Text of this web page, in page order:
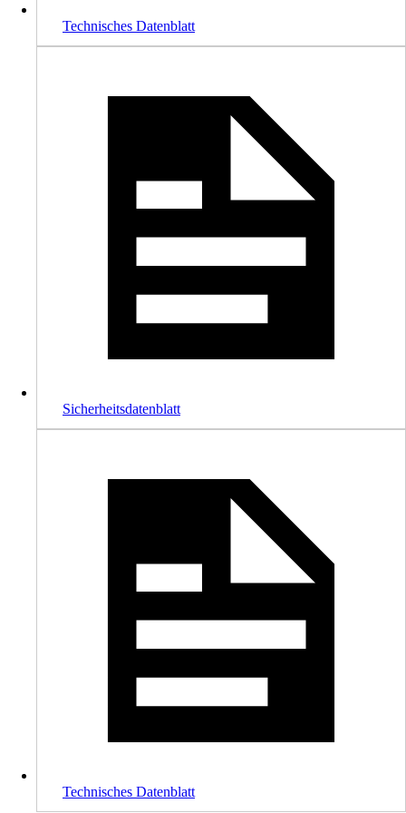
Technisches Datenblatt
Sicherheitsdatenblatt
Technisches Datenblatt